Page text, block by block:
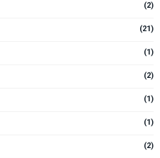
(2)
(21)
(1)
(2)
(1)
(1)
(2)